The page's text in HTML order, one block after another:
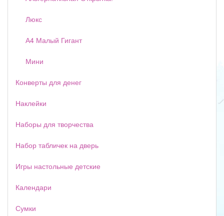
Люкс
А4 Малый Гигант
Мини
Конверты для денег
Наклейки
Наборы для творчества
Набор табличек на дверь
Игры настольные детские
Календари
Сумки